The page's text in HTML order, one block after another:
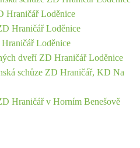
Hraničář Loděnice
Hraničář Loděnice
Loděnice
dveří ZD Hraničář Loděnice
schůze ZD Hraničář, KD Na
Hraničář v Horním Benešově